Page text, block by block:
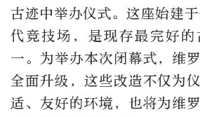
古迹中举办仪式。这座始建
代竞技场，是现存最完好
一。为举办本次闭幕式，维
全面升级，这些改造不仅为
适、友好的环境，也将为维